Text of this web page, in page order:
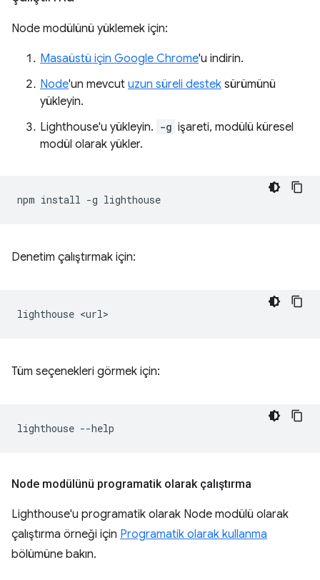
Node modülünü yüklemek için:
Masaüstü için Google Chrome'u indirin.
Node'un mevcut uzun süreli destek sürümünü
yükleyin.
Lighthouse'u yükleyin. -g işareti, modülü küresel
modül olarak yükler.
npm install -g
Denetim çalıştırmak için:
lighthouse
Tüm seçenekleri görmek için:
lighthouse
Node modülünü programatik olarak çalıştırma
Lighthouse'u programatik olarak Node modülü olarak
çalıştırma örneği için Programatik olarak kullanma
bölümüne bakın.